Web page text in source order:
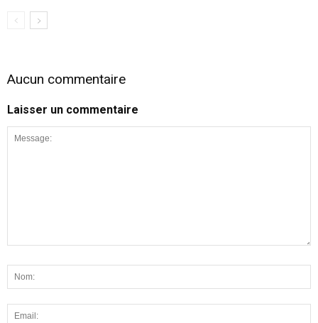
Aucun commentaire
Laisser un commentaire